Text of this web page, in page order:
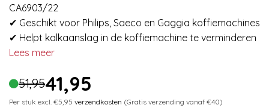
CA6903/22
✔ Geschikt voor Philips, Saeco en Gaggia koffiemachines
✔ Helpt kalkaanslag in de koffiemachine te verminderen
Lees meer
51,9541,95
Per stuk excl. €5,95 verzendkosten (Gratis verzending vanaf €40)